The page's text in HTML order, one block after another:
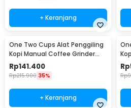
+ Keranjang
One Two Cups Alat Penggiling
Kopi Manual Coffee Grinder
Wood 30g - CW85532
Rp141.400
Rp215.900 35%
+ Keranjang
Rp
Rp